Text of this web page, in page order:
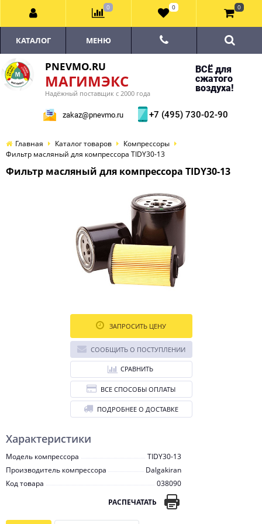
PNEVMO.RU
МАГИМЭКС
Надёжный поставщик с 2000 года
ВСЁ для
сжатого
воздуха!
zakaz@pnevmo.ru +7 (495) 730-02-90
КАТАЛОГ МЕНЮ
Главная Каталог товаров
Компрессоры
Фильтр масляный для компрессора TIDY30-13
Фильтр масляный для компрессора TIDY30-13
Характеристики
Модель компрессора
TIDY30-13
Производитель компрессора
Dalgakiran
Код товара
038090
РАСПЕЧАТАТЬ
ЗАПРОСИТЬ ЦЕНУ
СООБЩИТЬ О ПОСТУПЛЕНИИ
СРАВНИТЬ
ВСЕ СПОСОБЫ ОПЛАТЫ
ПОДРОБНЕЕ О ДОСТАВКЕ
0 0 0